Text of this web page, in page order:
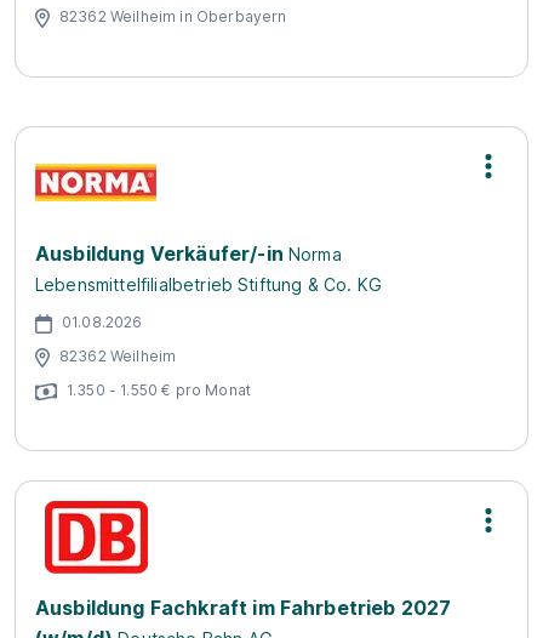
82362 Weilheim in Oberbayern
Ausbildung Verkäufer/-in Norma
Lebensmittelfilialbetrieb Stiftung & Co. KG
01.08.2026
82362 Weilheim
1.350 - 1.550 € pro Monat
Ausbildung Fachkraft im Fahrbetrieb 2027